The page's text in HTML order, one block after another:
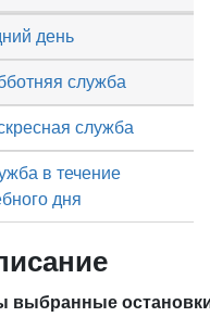
служба
служба
день
в течение
дня
выбранные